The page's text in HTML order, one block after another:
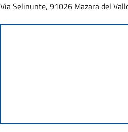
Via Selinunte, 91026 Mazara del